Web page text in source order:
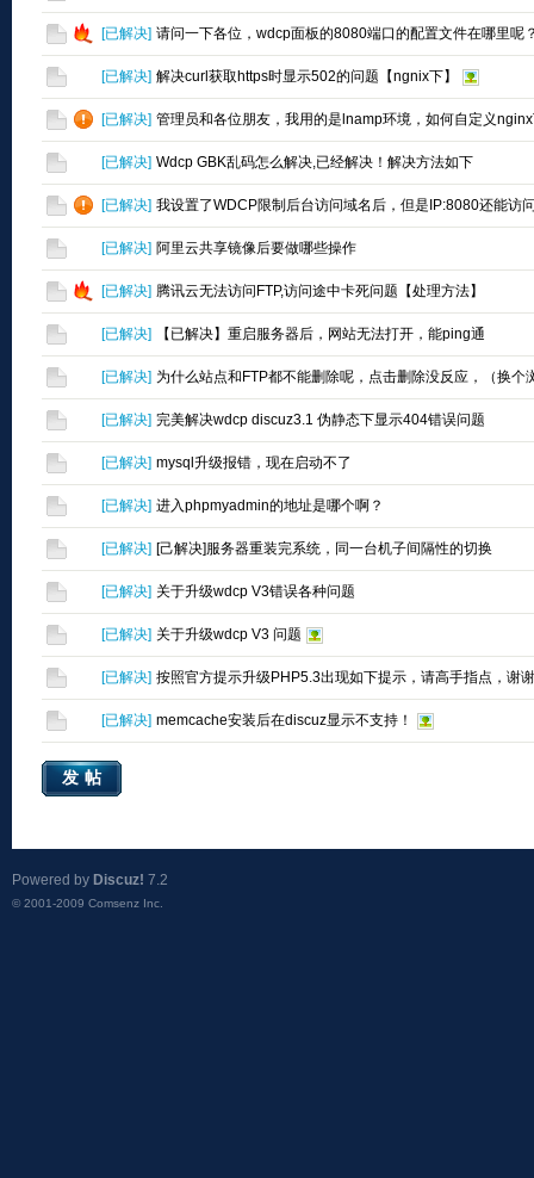
[已解决] 请问一下各位，wdcp面板的8080端口的配置文件在哪里呢
[已解决] 解决curl获取https时显示502的问题【ngnix下】
[已解决] 管理员和各位朋友，我用的是lnamp环境，如何自定义
[已解决] Wdcp GBK乱码怎么解决,已经解决！解决方法如下
[已解决] 我设置了WDCP限制后台访问域名后，但是IP:8080还能访
[已解决] 阿里云共享镜像后要做哪些操作
[已解决] 腾讯云无法访问FTP,访问途中卡死问题【处理方法】
[已解决] 【已解决】重启服务器后，网站无法打开，能ping通
[已解决] 为什么站点和FTP都不能删除呢，点击删除没反应，（换个
[已解决] 完美解决wdcp discuz3.1 伪静态下显示404错误问题
[已解决] mysql升级报错，现在启动不了
[已解决] 进入phpmyadmin的地址是哪个啊？
[已解决] [己解决]服务器重装完系统，同一台机子间隔性的切换
[已解决] 关于升级wdcp V3错误各种问题
[已解决] 关于升级wdcp V3 问题
[已解决] 按照官方提示升级PHP5.3出现如下提示，请高手指点，谢谢
[已解决] memcache安装后在discuz显示不支持！
发帖
Powered by Discuz! 7.2
© 2001-2009 Comsenz Inc.